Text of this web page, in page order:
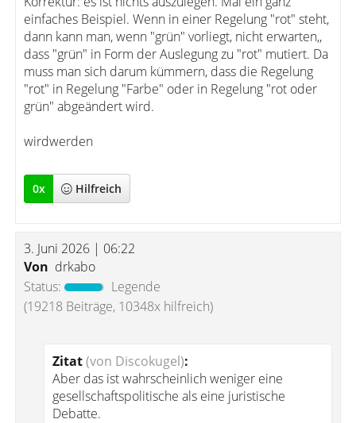
einfaches Beispiel. Wenn in einer Regelung "rot" steht,
dann kann man, wenn "grün" vorliegt, nicht erwarten,,
dass "grün" in Form der Auslegung zu "rot" mutiert. Da
muss man sich darum kümmern, dass die Regelung
"rot" in Regelung "Farbe" oder in Regelung "rot oder
grün" abgeändert wird.
wirdwerden
0x Hilfreich
3. Juni 2026 | 06:22
Von drkabo
Status:
Legende
(19218 Beiträge, 10348x hilfreich)
Zitat(von Discokugel):
Aber das ist wahrscheinlich weniger eine
gesellschaftspolitische als eine juristische
Debatte.